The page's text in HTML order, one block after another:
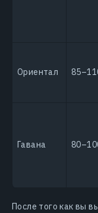
Ориентал
Гавана
После того как вы